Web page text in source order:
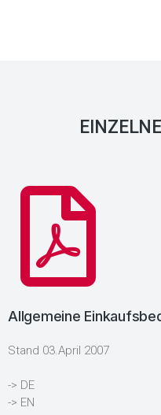
Allgemeine
Stand 03.April 2007
-> DE
-> EN